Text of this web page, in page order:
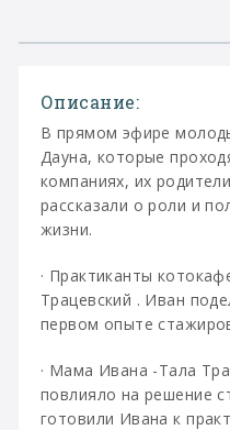
Описание:
В прямом эфире
Дауна, которые
компаниях, их
рассказали о роли и
жизни.
· Практиканты
Трацевский . Иван
первом опыте
· Мама Ивана -Тала
повлияло на решение
готовили Ивана к